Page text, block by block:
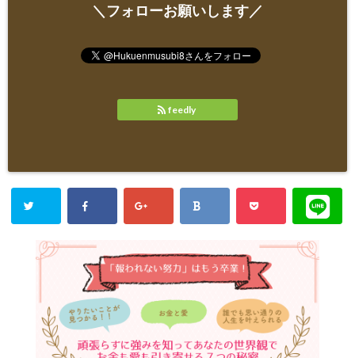
＼フォローお願いします／
feedly